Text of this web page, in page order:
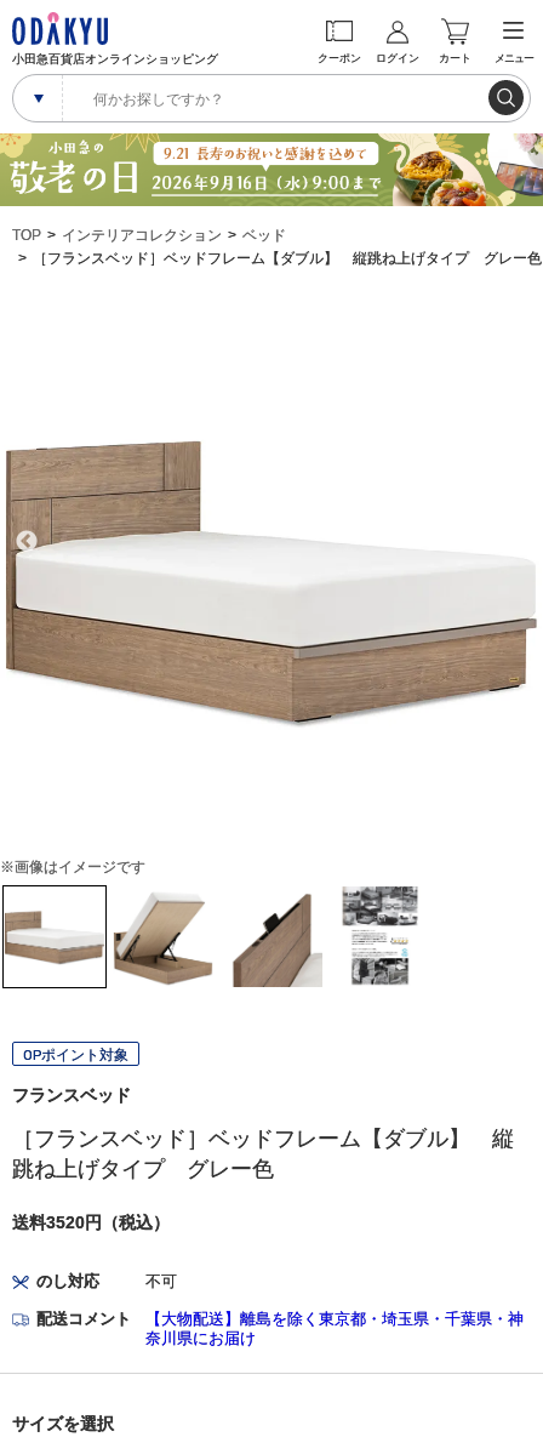
小田急百貨店オンラインショッピング クーポン ログイン カート メニュー
TOP インテリアコレクション
ベッド
［フランスベッド］ベッドフレーム【ダブル】 縦跳ね上げタイプ グレー色
※画像はイメージです
OPポイント対象
フランスベッド
［フランスベッド］ベッドフレーム【ダブル】 縦
跳ね上げタイプ グレー色
送料3520円（税込）
のし対応 不可
配送コメント
【大物配送】離島を除く東京都・埼玉県・千葉県・神
奈川県にお届け
サイズを選択